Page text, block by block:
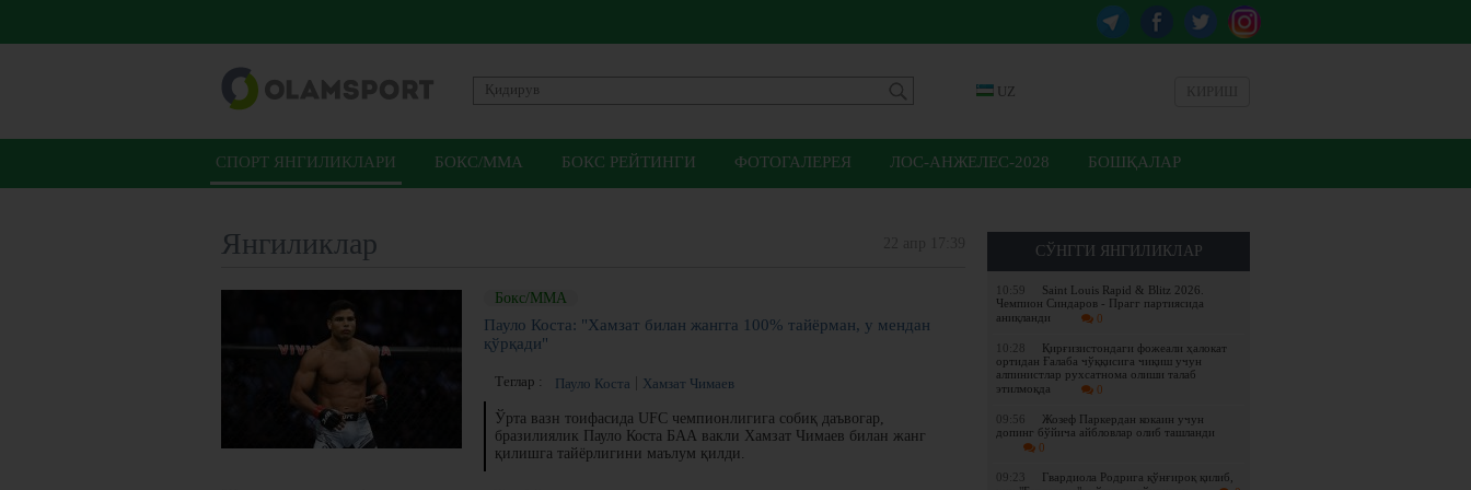
UZ
СПОРТ ЯНГИЛИКЛАРИ БОКС/ММА БОКС РЕЙТИНГИ ФОТОГАЛЕРЕЯ ЛОС-АНЖЕЛЕС-2028 БОШҚАЛАР
СЎНГГИ ЯНГИЛИКЛАР
10:59
Saint Louis Rapid & Blitz 2026.
Чемпион Синдаров - Прагг партиясида
аниқланди
0
10:28
Қирғизистондаги фожеали ҳалокат
ортидан Ғалаба чўққисига чиқиш учун
алпинистлар рухсатнома олиши талаб
этилмоқда
0
09:56
Жозеф Паркердан кокаин учун
допинг бўйича айбловлар олиб ташланди
0
09:23
Гвардиола Родрига қўнғироқ қилиб,
Янгиликлар
Бокс/ММА
Пауло Коста: "Хамзат билан жангга 100% тайёрман, у мендан
қўрқади"
Теглар : Пауло Коста Хамзат Чимаев
Ўрта вазн тоифасида UFC чемпионлигига собиқ даъвогар,
бразилиялик Пауло Коста БАА вакли Хамзат Чимаев билан жанг
қилишга тайёрлигини маълум қилди.